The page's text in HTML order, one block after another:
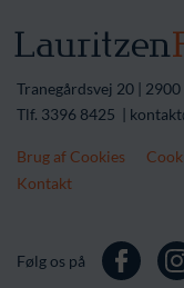
Tranegårdsvej 20 |
Tlf. 3396 8425 |
Brug af Cookies
Kontakt
Følg os på